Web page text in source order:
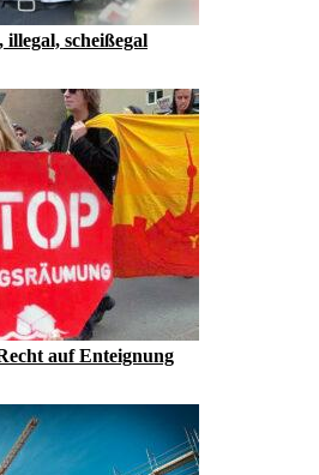
illegal, scheißegal
auf Enteignung